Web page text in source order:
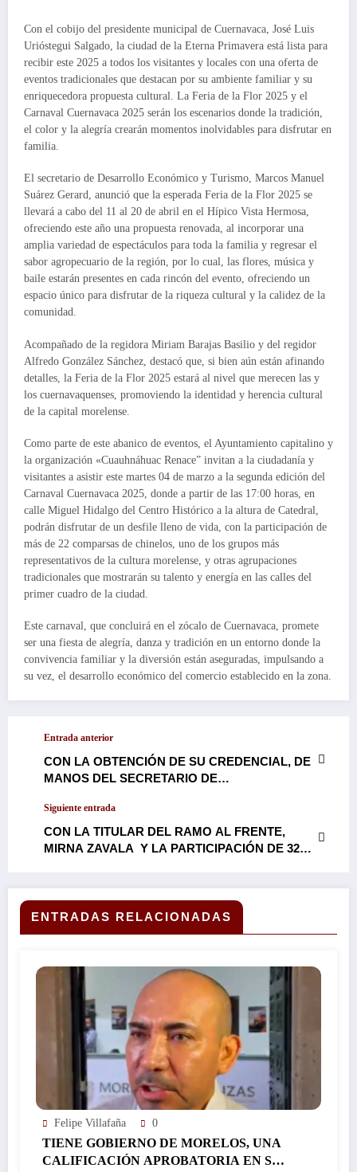
Con el cobijo del presidente municipal de Cuernavaca, José Luis
Urióstegui Salgado, la ciudad de la Eterna Primavera está lista para
recibir este 2025 a todos los visitantes y locales con una oferta de
eventos tradicionales que destacan por su ambiente familiar y su
enriquecedora propuesta cultural. La Feria de la Flor 2025 y el
Carnaval Cuernavaca 2025 serán los escenarios donde la tradición,
el color y la alegría crearán momentos inolvidables para disfrutar en
familia.
El secretario de Desarrollo Económico y Turismo, Marcos Manuel
Suárez Gerard, anunció que la esperada Feria de la Flor 2025 se
llevará a cabo del 11 al 20 de abril en el Hípico Vista Hermosa,
ofreciendo este año una propuesta renovada, al incorporar una
amplia variedad de espectáculos para toda la familia y regresar el
sabor agropecuario de la región, por lo cual, las flores, música y
baile estarán presentes en cada rincón del evento, ofreciendo un
espacio único para disfrutar de la riqueza cultural y la calidez de la
comunidad.
Acompañado de la regidora Miriam Barajas Basilio y del regidor
Alfredo González Sánchez, destacó que, si bien aún están afinando
detalles, la Feria de la Flor 2025 estará al nivel que merecen las y
los cuernavaquenses, promoviendo la identidad y herencia cultural
de la capital morelense.
Como parte de este abanico de eventos, el Ayuntamiento capitalino y
la organización «Cuauhnáhuac Renace” invitan a la ciudadanía y
visitantes a asistir este martes 04 de marzo a la segunda edición del
Carnaval Cuernavaca 2025, donde a partir de las 17:00 horas, en
calle Miguel Hidalgo del Centro Histórico a la altura de Catedral,
podrán disfrutar de un desfile lleno de vida, con la participación de
más de 22 comparsas de chinelos, uno de los grupos más
representativos de la cultura morelense, y otras agrupaciones
tradicionales que mostrarán su talento y energía en las calles del
primer cuadro de la ciudad.
Este carnaval, que concluirá en el zócalo de Cuernavaca, promete
ser una fiesta de alegría, danza y tradición en un entorno donde la
convivencia familiar y la diversión están aseguradas, impulsando a
su vez, el desarrollo económico del comercio establecido en la zona.
Entrada anterior
CON LA OBTENCIÓN DE SU CREDENCIAL, DE
MANOS DEL SECRETARIO DE
MANUEL LÓPEZ BELTRÁN, LA
GOBERNADORA DE MORELOS, MARGARITA
GONZÁLEZ SARAVIA, CONFIRMA Y
Siguiente entrada
CON LA TITULAR DEL RAMO AL FRENTE,
MIRNA ZAVALA Y LA PARTICIPACIÓN DE 32
ENTRADAS RELACIONADAS
Felipe Villafaña 0
TIENE GOBIERNO DE MORELOS, UNA
CALIFICACIÓN APROBATORIA EN SUS